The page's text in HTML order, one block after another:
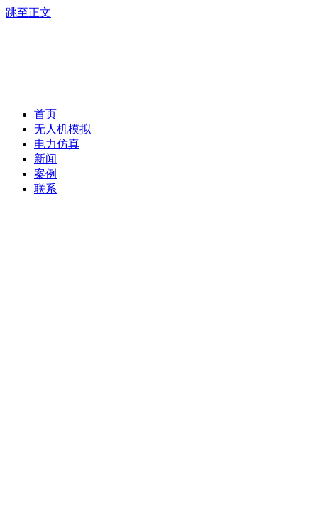
跳至正文
首页
无人机模拟
电力仿真
新闻
案例
联系